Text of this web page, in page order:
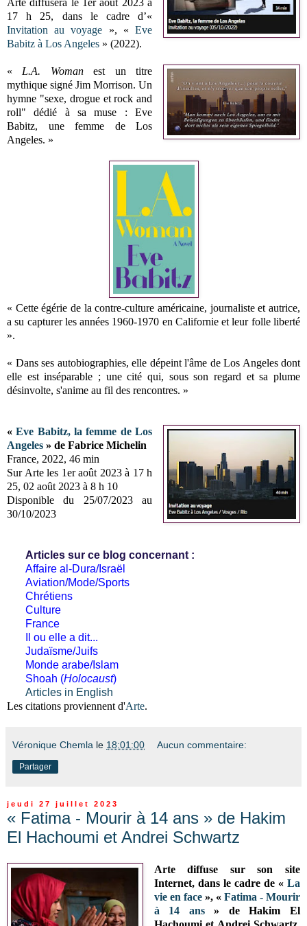
17 h 25, dans le cadre d’«
Invitation au voyage », «Eve
Babitz à Los Angeles » (2022).
« L.A. Womanest un titre
mythique signé Jim Morrison. Un
hymne "sexe, drogue et rock and
roll" dédié à sa muse : Eve
Babitz, une femme de Los
Angeles. »
« Cette égérie de la contre-culture américaine, journaliste et autrice,
a su capturer les années 1960-1970 en Californie et leur folle liberté
».
« Dans ses autobiographies, elle dépeint l'âme de Los Angeles dont
elle est inséparable ; une cité qui, sous son regard et sa plume
désinvolte, s'anime au fil des rencontres. »
«Eve Babitz, la femme de Los
Angeles » de Fabrice Michelin
France, 2022, 46 min
Sur Arte les 1er août 2023 à 17 h
25, 02 août 2023 à 8 h 10
Disponible du 25/07/2023 au
30/10/2023
Articles sur ce blog concernant :
Affaire al-Dura/Israël
Aviation/Mode/Sports
Chrétiens
Culture
France
Il ou elle a dit...
Judaïsme/Juifs
Monde arabe/Islam
Shoah (Holocaust)
Articles in English
Les citations proviennent d'Arte.
Véronique Chemla le 18:01:00 Aucun commentaire:
Partager
jeudi 27 juillet 2023
« Fatima - Mourir à 14 ans » de Hakim
El Hachoumi et Andrei Schwartz
Arte diffuse sur son site
Internet, dans le cadre de «La
vie en face»,« Fatima - Mourir
à 14 ans» de Hakim El